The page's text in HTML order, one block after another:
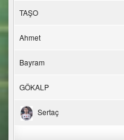
TAŞO
Ahmet
Bayram
GÖKALP
Sertaç